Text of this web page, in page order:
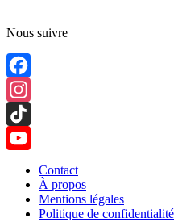
Nous suivre
Facebook
Instagram
TikTok
Channel
Contact
À propos
Mentions légales
Politique de confidentialité